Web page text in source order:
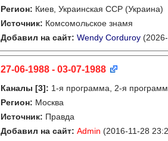
Регион: Киев, Украинская ССР (Украина)
Источник: Комсомольское знамя
Добавил на сайт: Wendy Corduroy
27-06-1988 - 03-07-1988
Каналы [3]: 1-я программа, 2-я
Регион: Москва
Источник: Правда
Добавил на сайт: Admin (2016-11-28